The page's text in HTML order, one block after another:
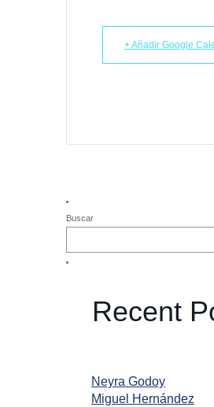
+ Añadir Google
Buscar
Recent
Neyra Godoy
Miguel Hernández